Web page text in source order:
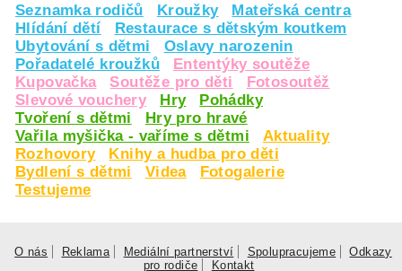
Seznamka rodičů Kroužky
Mateřská centra
Hlídání dětí
Restaurace s dětským koutkem
Ubytování s dětmi
Oslavy narozenin
Pořadatelé kroužků
Ententýky soutěže
Kupovačka
Soutěže pro děti
Fotosoutěž
Slevové vouchery
Hry
Pohádky
Tvoření s dětmi
Hry pro hravé
Vařila myšička - vaříme s dětmi
Aktuality
Rozhovory
Knihy a hudba pro děti
Bydlení s dětmi
Videa
Fotogalerie
Testujeme
O nás Reklama Mediální partnerství Spolupracujeme
Odkazy
pro rodiče
Kontakt